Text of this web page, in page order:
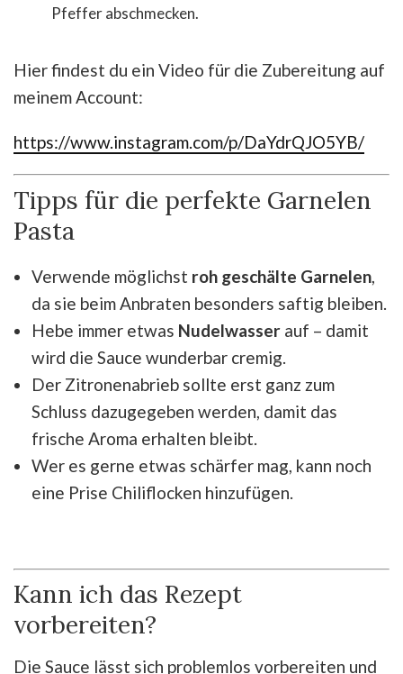
Pfeffer abschmecken.
Hier findest du ein Video für die Zubereitung auf
meinem Account:
https://www.instagram.com/p/DaYdrQJO5YB/
Tipps für die perfekte Garnelen
Pasta
Verwende möglichst roh geschälte Garnelen,
da sie beim Anbraten besonders saftig bleiben.
Hebe immer etwas Nudelwasser auf – damit
wird die Sauce wunderbar cremig.
Der Zitronenabrieb sollte erst ganz zum
Schluss dazugegeben werden, damit das
frische Aroma erhalten bleibt.
Wer es gerne etwas schärfer mag, kann noch
eine Prise Chiliflocken hinzufügen.
Kann ich das Rezept
vorbereiten?
Die Sauce lässt sich problemlos vorbereiten und